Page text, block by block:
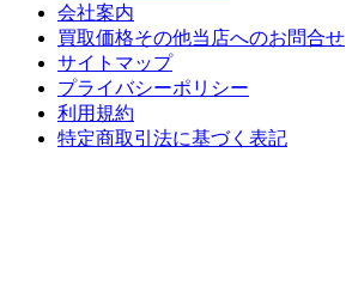
会社案内
買取価格その他当店へのお問合せ
サイトマップ
プライバシーポリシー
利用規約
特定商取引法に基づく表記